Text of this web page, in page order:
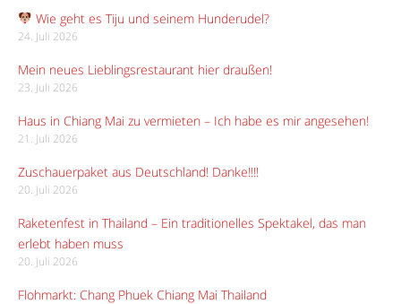
Wie geht es Tiju und seinem Hunderudel?
24. Juli 2026
Mein neues Lieblingsrestaurant hier draußen!
23. Juli 2026
Haus in Chiang Mai zu vermieten – Ich habe es mir angesehen!
21. Juli 2026
Zuschauerpaket aus Deutschland! Danke!!!!
20. Juli 2026
Raketenfest in Thailand – Ein traditionelles Spektakel, das man
erlebt haben muss
20. Juli 2026
Flohmarkt: Chang Phuek Chiang Mai Thailand